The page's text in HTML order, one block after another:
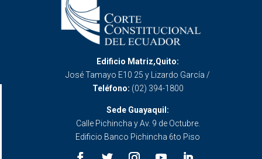
Edificio Matriz,Quito:
José Tamayo E10 25 y Lizardo García /
Teléfono: (02) 394-1800
Sede Guayaquil:
Calle Pichincha y Av. 9 de Octubre.
Edificio Banco Pichincha 6to Piso